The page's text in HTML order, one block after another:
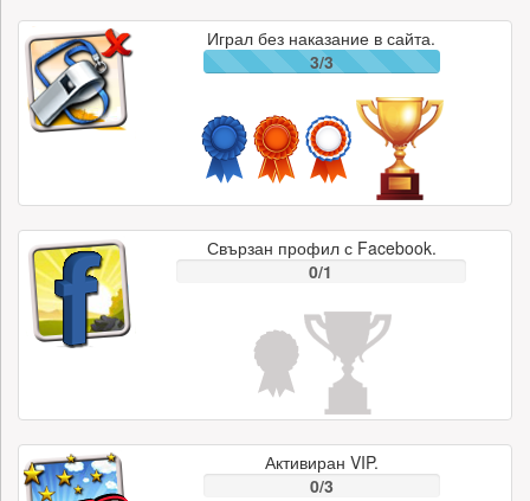
Играл без наказание в сайта.
3/3
Свързан профил с Facebook.
0/1
Активиран VIP.
0/3